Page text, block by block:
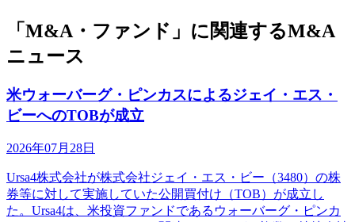
「M&A・ファンド」に関連するM&A
ニュース
米ウォーバーグ・ピンカスによるジェイ・エス・
ビーへのTOBが成立
2026年07月28日
Ursa4株式会社が株式会社ジェイ・エス・ビー（3480）の株
券等に対して実施していた公開買付け（TOB）が成立し
た。Ursa4は、米投資ファンドであるウォーバーグ・ピンカ